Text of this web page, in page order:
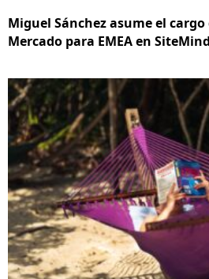
Miguel Sánchez asume el
Mercado para EMEA en